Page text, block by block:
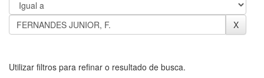
Utilizar filtros para refinar o resultado de busca.